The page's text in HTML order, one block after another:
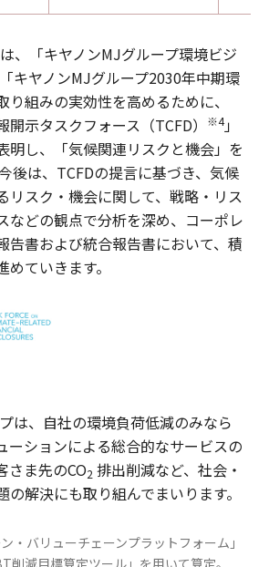
、「キヤノンMJグループ環境ビジ
キヤノンMJグループ2030年中期環
組みの実効性を高めるために、
開示タスクフォース（TCFD）
※4」
明し、「気候関連リスクと機会」を
後は、TCFDの提言に基づき、気候
リスク・機会に関して、戦略・リス
などの観点で分析を深め、コーポレ
告書および統合報告書において、積
ていきます。
は、自社の環境負荷低減のみなら
ーションによる総合的なサービスの
さま先のCO2 排出削減など、社会・
解決にも取り組んでまいります。
ン・バリューチェーンプラットフォーム」
削減目標算定ツール」を用いて算定。